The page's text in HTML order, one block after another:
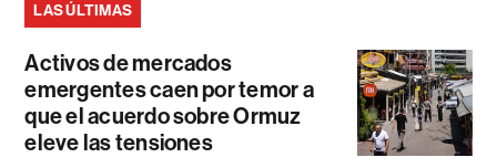
LAS ÚLTIMAS
Activos de mercados
emergentes caen por temor a
que el acuerdo sobre Ormuz
eleve las tensiones